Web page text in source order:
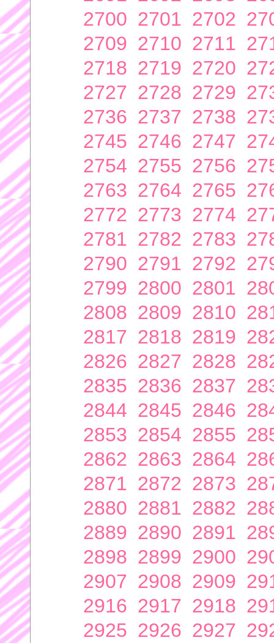
2700 2701 2702
2709 2710 2711
2718 2719 2720
2727 2728 2729
2736 2737 2738
2745 2746 2747
2754 2755 2756
2763 2764 2765
2772 2773 2774
2781 2782 2783
2790 2791 2792
2799 2800 2801
2808 2809 2810
2817 2818 2819
2826 2827 2828
2835 2836 2837
2844 2845 2846
2853 2854 2855
2862 2863 2864
2871 2872 2873
2880 2881 2882
2889 2890 2891
2898 2899 2900
2907 2908 2909
2916 2917 2918
2925 2926 2927